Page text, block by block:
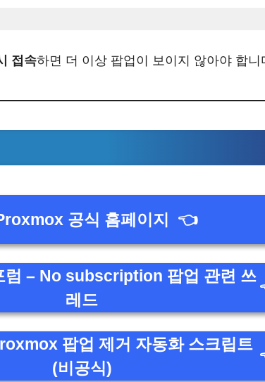
접속하면 더 이상 팝업이 보이지 않아야 합니
공식 홈페이지 👈
럼 – No subscription 팝업 관련 쓰
레드
팝업 제거 자동화 스크립트
(비공식)